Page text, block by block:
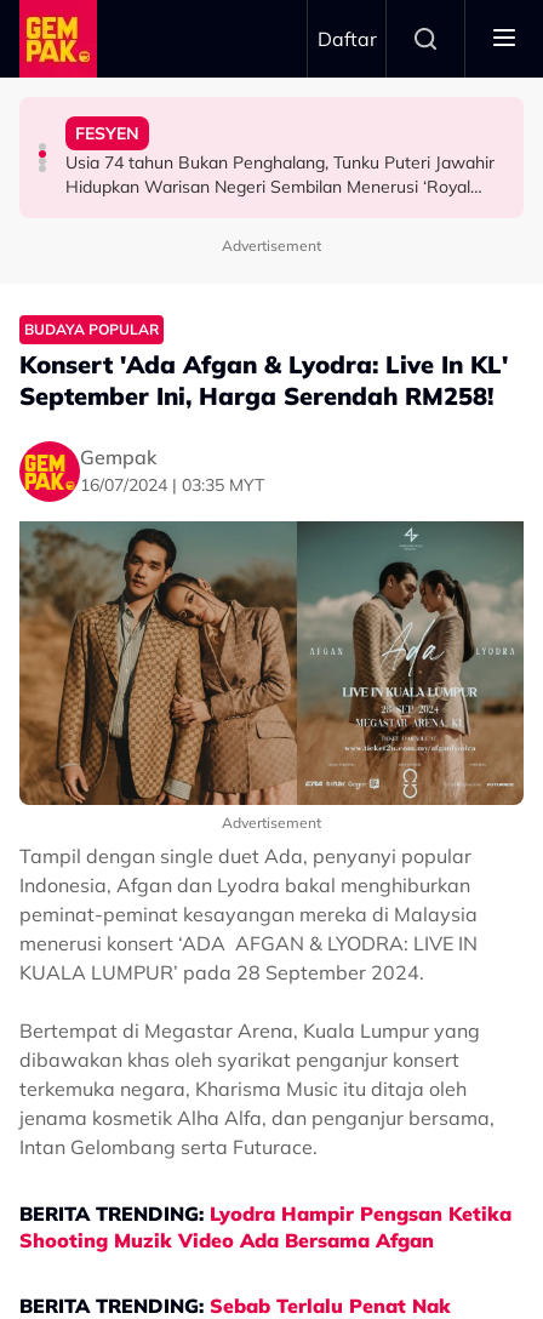
Skip to main content
Daftar
HIBURAN
“Saya Memang Suka Gaya Streetwear…” - Ezaidi Aziz
FESYEN
Usia 74 tahun Bukan Penghalang, Tunku Puteri Jawahir
Hidupkan Warisan Negeri Sembilan Menerusi ‘Royal
BERITA
Tertelan Serpihan Lidi Sate, Wanita Saman Singapore
Airlines
HIBURAN
Permintaan Aneh Jared Leto Di Lokasi, Minta Nelayan
Tangkap Ikan Segar Setiap Hari
Advertisement
BUDAYA POPULAR
Konsert 'Ada Afgan & Lyodra: Live In KL'
September Ini, Harga Serendah RM258!
Gempak
16/07/2024 | 03:35 MYT
Advertisement
Tampil dengan single duet Ada, penyanyi popular
Indonesia, Afgan dan Lyodra bakal menghiburkan
peminat-peminat kesayangan mereka di Malaysia
menerusi konsert ‘ADA AFGAN & LYODRA: LIVE IN
KUALA LUMPUR’ pada 28 September 2024.
Bertempat di Megastar Arena, Kuala Lumpur yang
dibawakan khas oleh syarikat penganjur konsert
terkemuka negara, Kharisma Music itu ditaja oleh
jenama kosmetik Alha Alfa, dan penganjur bersama,
Intan Gelombang serta Futurace.
BERITA TRENDING: Lyodra Hampir Pengsan Ketika
Shooting Muzik Video Ada Bersama Afgan
BERITA TRENDING: Sebab Terlalu Penat Nak